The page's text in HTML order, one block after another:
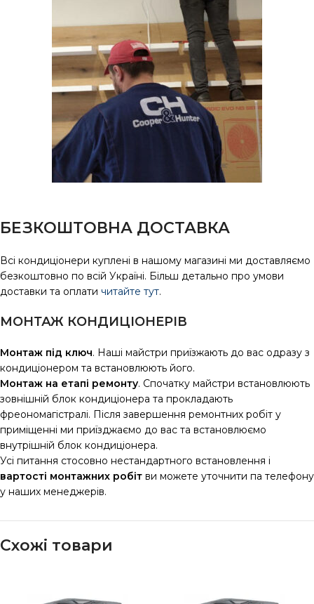
БЕЗКОШТОВНА ДОСТАВКА
Всі кондиціонери куплені в нашому магазині ми доставляємо
безкоштовно по всій Україні. Більш детально про умови
доставки та оплати читайте тут.
МОНТАЖ КОНДИЦІОНЕРІВ
Монтаж під ключ. Наші майстри приїзжають до вас одразу з
кондиціонером та встановлюють його.
Монтаж на етапі ремонту. Спочатку майстри встановлюють
зовнішній блок кондиціонера та прокладають
фреономагістралі. Після завершення ремонтних робіт у
приміщенні ми приїзджаємо до вас та встановлюємо
внутрішній блок кондиціонера.
Усі питання стосовно нестандартного встановлення і
вартості монтажних робіт ви можете уточнити па телефону
у наших менеджерів.
Схожі товари